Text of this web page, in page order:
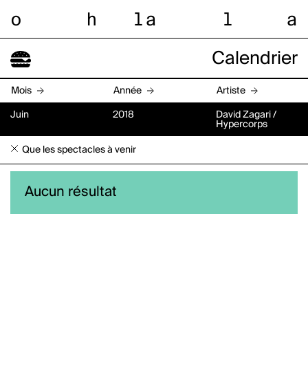
o h l a l a
Calendrier
Mois Année Artiste
Juin 2018
David Zagari /
Hypercorps
Que les spectacles à venir
Aucun résultat